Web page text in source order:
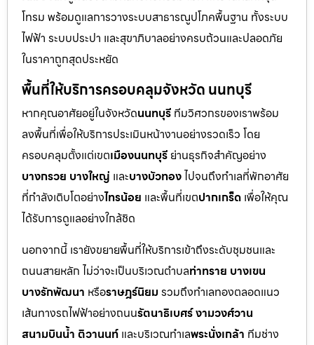
โทรม พร้อมดูแลการวางระบบสาธารณูปโภคพื้นฐาน ทั้งระบบ
ไฟฟ้า ระบบประปา และสุขาภิบาลอย่างครบถ้วนและปลอดภัย
ในราคาถูกสุดประหยัด
พื้นที่ให้บริการครอบคลุมจังหวัด นนทบุรี
หากคุณอาศัยอยู่ในจังหวัดนนทบุรี ทีมวิศวกรของเราพร้อม
ลงพื้นที่เพื่อให้บริการประเมินหน้างานอย่างรวดเร็ว โดย
ครอบคลุมตั้งแต่เขตเมืองนนทบุรี ย่านธุรกิจสำคัญอย่าง
บางกรวย บางใหญ่ และบางบัวทองไปจนถึงทำเลที่พักอาศัย
ที่กำลังเติบโตอย่างไทรน้อย และพื้นที่เขตปากเกร็ด เพื่อให้คุณ
ได้รับการดูแลอย่างใกล้ชิด
นอกจากนี้ เรายังขยายพื้นที่ให้บริการเข้าถึงระดับชุมชนและ
ถนนสายหลัก ไม่ว่าจะเป็นบริเวณตำบลท่าทราย บางเขน
บางรักพัฒนา หรือราษฎร์นิยมรวมถึงทำเลทองตลอดแนว
เส้นทางรถไฟฟ้าอย่างถนนรัตนาธิเบศร์ งามวงศ์วาน
สนามบินน้ำ ติวานนท์ และบริเวณทำเลพระนั่งเกล้า ทีมช่าง